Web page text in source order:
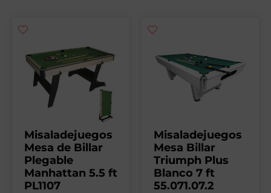
Misaladejuegos
Mesa de Billar
Plegable
Manhattan 5.5 ft
PL1107
Misaladejuegos
Mesa Billar
Triumph Plus
Blanco 7 ft
55.071.07.2